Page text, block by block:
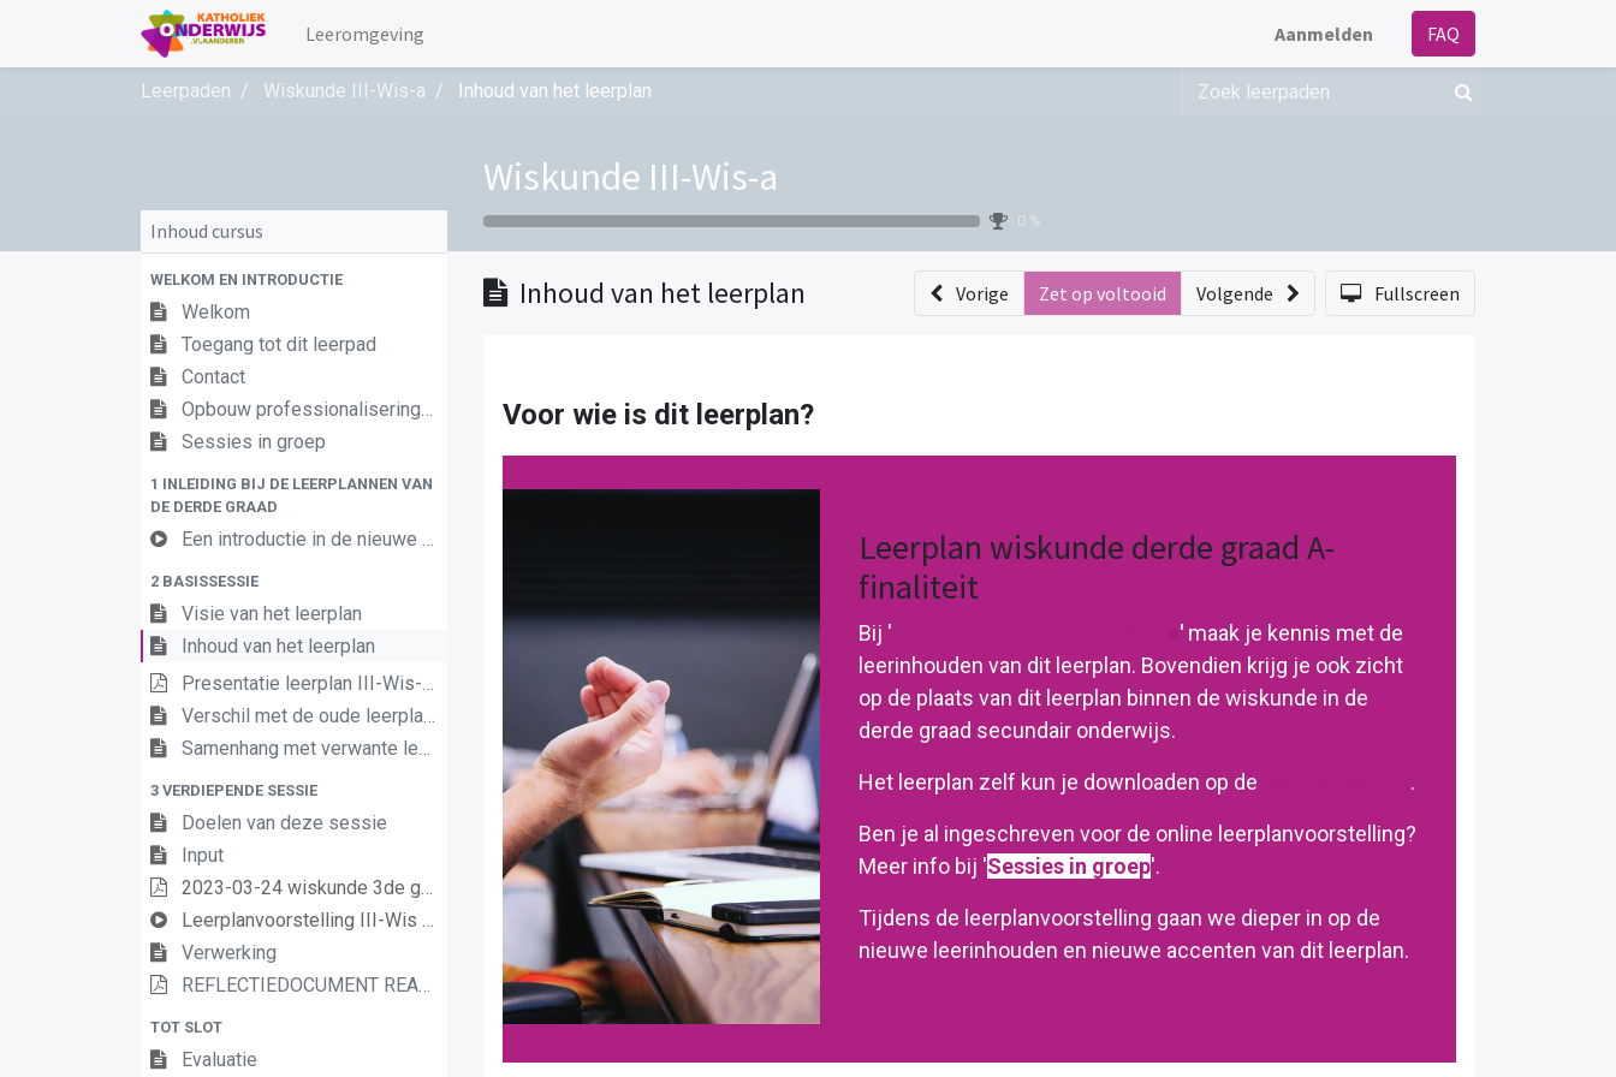
Leeromgeving Aanmelden FAQ
Leerpaden Wiskunde III-Wis-a Inhoud van het leerplan
Wiskunde III-Wis-a
0 %
Inhoud cursus
WELKOM EN INTRODUCTIE
Welkom
Toegang tot dit leerpad
Contact
Opbouw professionaliseringstraject
Sessies in groep
1 INLEIDING BIJ DE LEERPLANNEN VAN
DE DERDE GRAAD
Een introductie in de nieuwe leerplannen van de derde graad
2 BASISSESSIE
Visie van het leerplan
Inhoud van het leerplan
Presentatie leerplan III-Wis-a
Verschil met de oude leerplannen
Samenhang met verwante leerplannen
3 VERDIEPENDE SESSIE
Doelen van deze sessie
Input
2023-03-24 wiskunde 3de graad A - verdiepende sessie
Leerplanvoorstelling III-Wis a-finaliteit
Verwerking
REFLECTIEDOCUMENT REALISEREN VAN DE LEERPLANDOELEN WISKUNDE
TOT SLOT
Evaluatie
Inhoud van het leerplan Vorige Zet op voltooid Volgende Fullscreen
Voor wie is dit leerplan?
Leerplan wiskunde derde graad A-
finaliteit
Bij ' ' maak je kennis met de
leerinhouden van dit leerplan. Bovendien krijg je ook zicht
op de plaats van dit leerplan binnen de wiskunde in de
derde graad secundair onderwijs.
Het leerplan zelf kun je downloaden op de .
Ben je al ingeschreven voor de online leerplanvoorstelling?
Meer info bij 'Sessies in groep'.
Tijdens de leerplanvoorstelling gaan we dieper in op de
nieuwe leerinhouden en nieuwe accenten van dit leerplan.